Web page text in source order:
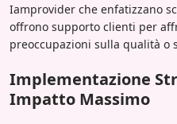
Iamprovider che enfatizzano
offrono supporto clienti per
preoccupazioni sulla qualità o
Implementazione
Impatto Massimo